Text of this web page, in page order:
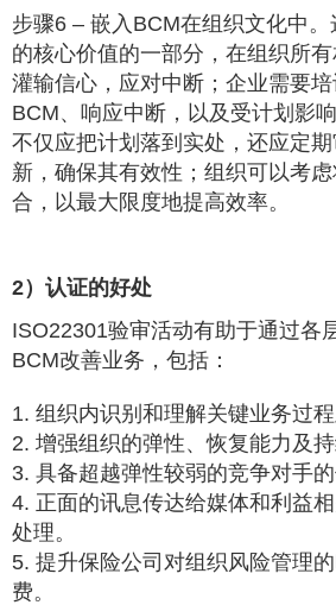
步骤6 – 嵌入BCM在组织文化中
的核心价值的一部分，在组织所
灌输信心，应对中断；企业需要
BCM、响应中断，以及受计划影
不仅应把计划落到实处，还应定
新，确保其有效性；组织可以考
合，以最大限度地提高效率。
2）认证的好处
ISO22301验审活动有助于通过各
BCM改善业务，包括：
1. 组织内识别和理解关键业务过程
2. 增强组织的弹性、恢复能力及持
3. 具备超越弹性较弱的竞争对手的
4. 正面的讯息传达给媒体和利益
处理。
5. 提升保险公司对组织风险管理
费。